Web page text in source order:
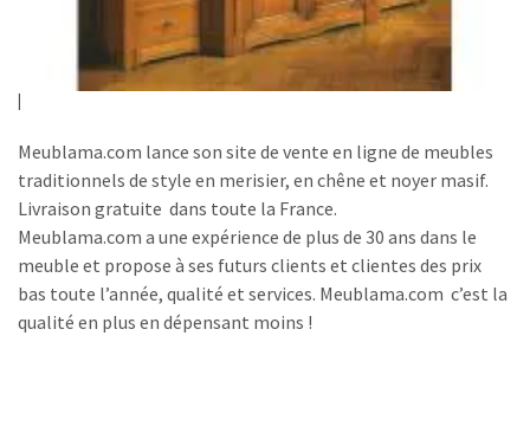
Meublama.com lance son site de vente en ligne de meubles
traditionnels de style en merisier, en chêne et noyer masif.
Livraison gratuite dans toute la France.
Meublama.com a une expérience de plus de 30 ans dans le
meuble et propose à ses futurs clients et clientes des prix
bas toute l’année, qualité et services. Meublama.com c’est la
qualité en plus en dépensant moins !